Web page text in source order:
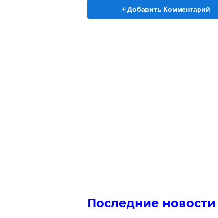
+ Добавить Комментарий
Последние новости